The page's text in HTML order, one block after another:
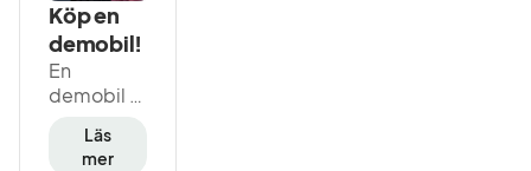
Köp en
demobil!
En
demobil är
dig som är
Läs
mer